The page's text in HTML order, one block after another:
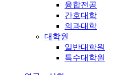
융합전공
간호대학
의과대학
대학원
일반대학원
특수대학원